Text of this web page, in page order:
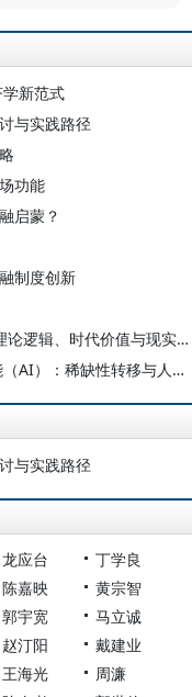
新范式
与实践路径
功能
启蒙？
制度创新
张晓晶 宋相阳 李俊成：壮大耐心资本：理论逻辑、时代价值与现实路径
张晓晶 李晶晶：经济学视角下的人工智能（AI）：稀缺性转移与人类的挑战
与实践路径
龙应台
丁学良
陈嘉映
黄宗智
郭宇宽
马立诚
赵汀阳
戴建业
王海光
周濂